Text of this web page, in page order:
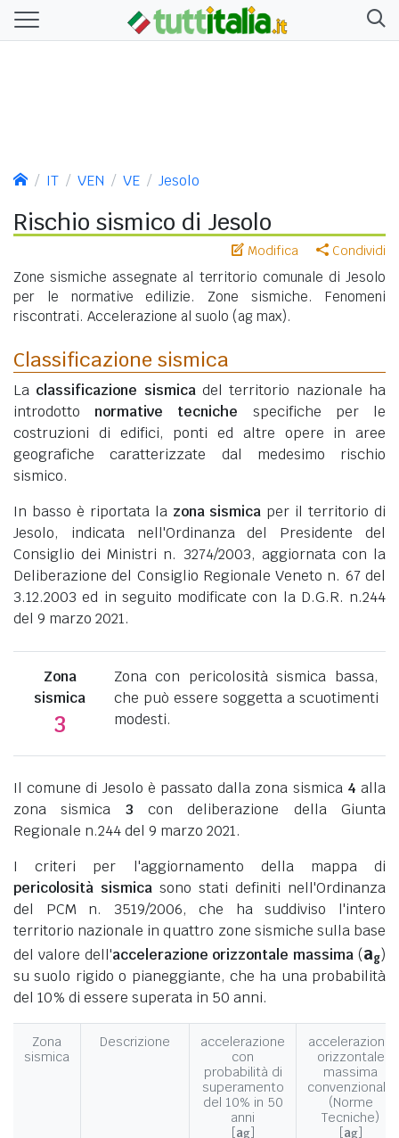
IT VEN VE Jesolo
Rischio sismico di Jesolo
Modifica Condividi
Zone sismiche assegnate al territorio comunale di Jesolo
per le normative edilizie. Zone sismiche. Fenomeni
riscontrati. Accelerazione al suolo (ag max).
Classificazione sismica
La classificazione sismicadel territorio nazionale ha
introdotto normative tecniche specifiche per le
costruzioni di edifici, ponti ed altre opere in aree
geografiche caratterizzate dal medesimo rischio
sismico.
In basso è riportata la zona sismica per il territorio di
Jesolo, indicata nell'Ordinanza del Presidente del
Consiglio dei Ministri n. 3274/2003, aggiornata con la
Deliberazione del Consiglio Regionale Veneto n. 67 del
3.12.2003 ed in seguito modificate con la D.G.R. n.244
del 9 marzo 2021.
Zona
sismica
3
Zona con pericolosità sismica bassa,
che può essere soggetta a scuotimenti
modesti.
Il comune di Jesolo è passato dalla zona sismica 4 alla
zona sismica 3 con deliberazione della Giunta
Regionale n.244 del 9 marzo 2021.
I criteri per l'aggiornamento della mappa di
pericolosità sismica sono stati definiti nell'Ordinanza
del PCM n. 3519/2006, che ha suddiviso l'intero
territorio nazionale in quattro zone sismiche sulla base
del valore dell'accelerazione orizzontale massima (ag)
su suolo rigido o pianeggiante, che ha una probabilità
del 10% di essere superata in 50 anni.
Zona
sismica
Descrizione
accelerazione
con
probabilità di
superamento
del 10% in 50
anni
[ag]
accelerazione
orizzontale
massima
convenzionale
(Norme
Tecniche)
[ag]